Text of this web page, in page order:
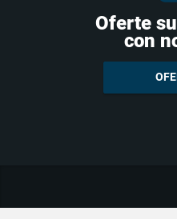
Oferte
con